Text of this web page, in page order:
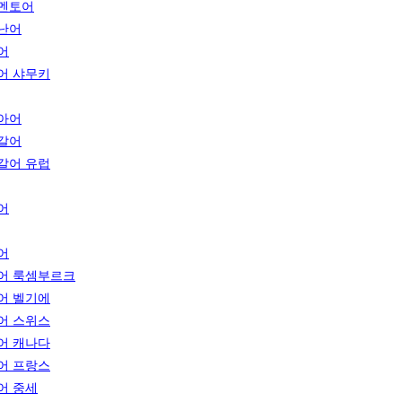
토어
어
샤무키
어
어
어 유럽
룩셈부르크
벨기에
스위스
캐나다
프랑스
중세